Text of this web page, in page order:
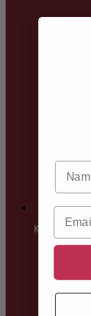
Kontakt
Email